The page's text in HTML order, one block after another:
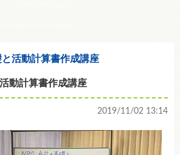
活動計算書作成講座
動計算書作成講座
2019/11/02 13:14